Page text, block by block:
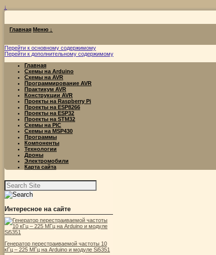
↓
Главная Меню ↓
Перейти к основному содержимому
Перейти к дополнительному содержимому
Главная
Схемы на Arduino
Схемы на AVR
Программирование AVR
Практикум AVR
Конструкции AVR
Проекты на Raspberry Pi
Проекты на ESP8266
Проекты на ESP32
Проекты на STM32
Схемы на PIC
Схемы на MSP430
Программы
Компоненты
Технологии
Дроны
Электромобили
Карта сайта
Найти:
Интересное на сайте
Генератор перестраиваемой частоты 10
кГц – 225 МГц на Arduino и модуле Si5351